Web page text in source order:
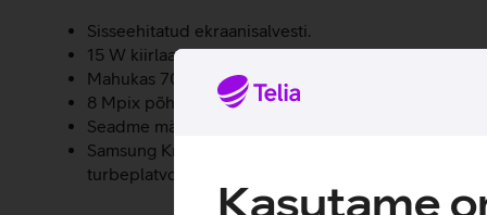
Kasutame
Sisseehitatud ekraanisalvesti.
15 W kiirlaadimine
Mahukas 7040 mAh aku.
8 Mpix põhikaamera jäädvustab erksaid, eredaid ja
Seadme mälu on võimalik suurendada kuni 1 TB
Samsung Knox pakub tipptasemel turvalisust. Sinu
turbeplatvormi abi.